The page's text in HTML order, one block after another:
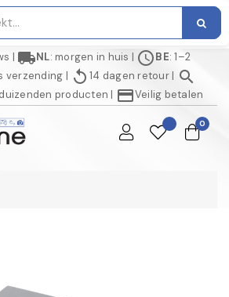
| local_shippingNL: morgen in huis | scheduleBE: 1–2
verzending | replay 14 dagen retour| search
producten | credit_cardVeilig betalen
0